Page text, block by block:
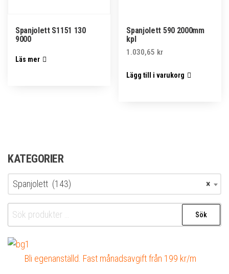
Spanjolett S1151 130
9000
Läs mer
Spanjolett 590 2000mm
kpl
1.030,65 kr
Lägg till i varukorg
KATEGORIER
×
Spanjolett (143)
Sök
efter:
Sök
Bli egenanställd. Fast månadsavgift från 199 kr/m